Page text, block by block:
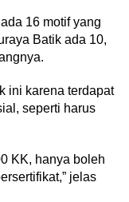
16 motif yang
Batik ada 10,
ini karena terdapat
seperti harus
KK, hanya boleh
jelas